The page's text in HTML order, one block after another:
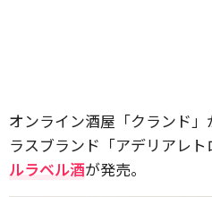
オンライン酒屋「クランド
ラスブランド「アデリアレ
ルラベル酒が発売。